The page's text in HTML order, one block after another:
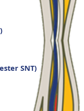
SNT)